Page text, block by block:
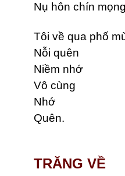
Nụ hôn chín
Tôi về qua phố
Nỗi quên
Niềm nhớ
Vô cùng
Nhớ
Quên.
TRĂNG VỀ